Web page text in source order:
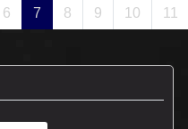
6 7 8 9 10 11